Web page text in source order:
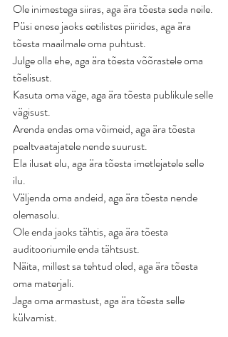
Ole inimestega siiras, aga ära tõesta seda neile.
Püsi enese jaoks eetilistes piirides, aga ära
tõesta maailmale oma puhtust.
Julge olla ehe, aga ära tõesta võõrastele oma
tõelisust.
Kasuta oma väge, aga ära tõesta publikule selle
vägisust.
Arenda endas oma võimeid, aga ära tõesta
pealtvaatajatele nende suurust.
Ela ilusat elu, aga ära tõesta imetlejatele selle
ilu.
Väljenda oma andeid, aga ära tõesta nende
olemasolu.
Ole enda jaoks tähtis, aga ära tõesta
auditooriumile enda tähtsust.
Näita, millest sa tehtud oled, aga ära tõesta
oma materjali.
Jaga oma armastust, aga ära tõesta selle
külvamist.